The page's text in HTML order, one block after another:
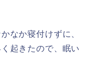
なか寝付けずに、
起きたので、眠い